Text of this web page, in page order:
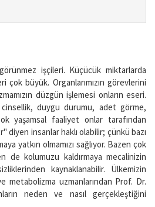
işçileri. Küçücük miktarlarda
çok büyük. Organlarımızın görevlerini
düzgün işlemesi onların eseri.
duygu durumu, adet görme,
yaşamsal faaliyet onlar tarafından
diyen insanlar haklı olabilir; çünkü bazı
yatkın olmamızı sağlıyor. Bazen çok
de kolumuzu kaldırmaya mecalinizin
kaynaklanabilir. Ülkemizin
metabolizma uzmanlarından Prof. Dr.
neden ve nasıl gerçekleştiğini